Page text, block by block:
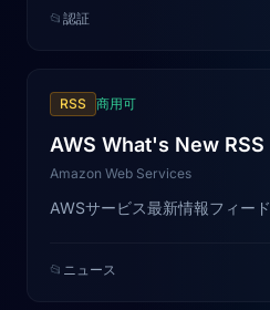
📂 認証
RSS 商用可
AWS What's New RSS
Amazon Web Services
AWSサービス最新情報フィード
📂 ニュース